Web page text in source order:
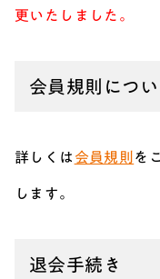
更いたしました。
会員規則につ
詳しくは 会員規則 を
します。
退会手続き